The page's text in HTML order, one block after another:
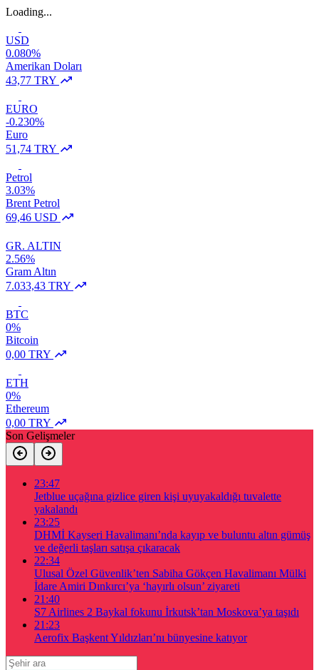
Loading...
USD
0.080%
Amerikan Doları
43,77 TRY
EURO
-0.230%
Euro
51,74 TRY
Petrol
3.03%
Brent Petrol
69,46 USD
GR. ALTIN
2.56%
Gram Altın
7.033,43 TRY
BTC
0%
Bitcoin
0,00 TRY
ETH
0%
Ethereum
0,00 TRY
Son Gelişmeler
23:47
Jetblue uçağına gizlice giren kişi uyuyakaldığı tuvalette
yakalandı
23:25
DHMİ Kayseri Havalimanı’nda kayıp ve buluntu altın gümüş
ve değerli taşları satışa çıkaracak
22:34
Ulusal Özel Güvenlik’ten Sabiha Gökçen Havalimanı Mülki
İdare Amiri Dınkırcı’ya ‘hayırlı olsun’ ziyareti
21:40
S7 Airlines 2 Baykal fokunu İrkutsk’tan Moskova’ya taşıdı
21:23
Aerofix Başkent Yıldızları’nı bünyesine katıyor